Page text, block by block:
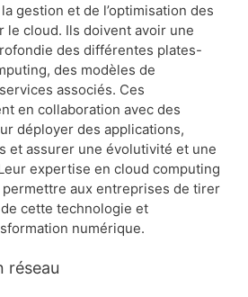
gestion et de l’optimisation des
le cloud. Ils doivent avoir une
des différentes plates-
des modèles de
associés. Ces
en collaboration avec des
déployer des applications,
et assurer une évolutivité et une
expertise en cloud computing
aux entreprises de tirer
cette technologie et
numérique.
réseau